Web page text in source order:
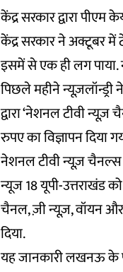
केंद्र सरकार द्वारा
केंद्र सरकार ने अक्टूबर में
इसमें से एक ही लग
पिछले महीने न्यूज़लॉन्ड्री
द्वारा ‘नेशनल टीवी
रुपए का विज्ञापन दिया
नेशनल टीवी न्यूज़ चैनल्स
न्यूज 18 यूपी-उत्तराखंड
चैनल, ज़ी न्यूज़, वॉयन और
दिया.
यह जानकारी लखनऊ के